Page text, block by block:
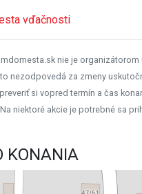
vďačnosti
nie je organizátorom
nezodpovedá za zmeny
si vopred termín a čas
niektoré akcie je potrebné sa
KONANIA